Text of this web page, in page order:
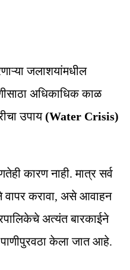
जलाशयांमधील
अधिकाधिक काळ
उपाय(Water Crisis)
कारण नाही. मात्र सर्व
वापर करावा, असे आवाहन
अत्यंत बारकाईने
केला जात आहे.